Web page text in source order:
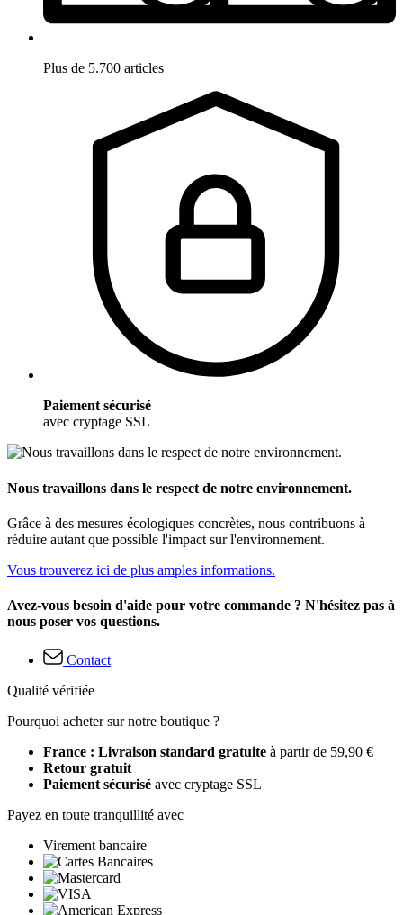
Plus de 5.700 articles
Paiement sécurisé
avec cryptage SSL
Nous travaillons dans le respect de notre environnement.
Grâce à des mesures écologiques concrètes, nous contribuons à
réduire autant que possible l'impact sur l'environnement.
Vous trouverez ici de plus amples informations.
Avez-vous besoin d'aide pour votre commande ? N'hésitez pas à
nous poser vos questions.
Contact
Qualité vérifiée
Pourquoi acheter sur notre boutique ?
France : Livraison standard gratuite à partir de 59,90 €
Retour gratuit
Paiement sécurisé avec cryptage SSL
Payez en toute tranquillité avec
Virement bancaire